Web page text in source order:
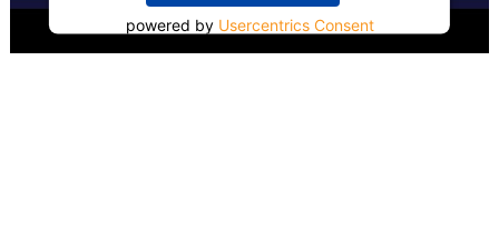
powered by Usercentrics Consent